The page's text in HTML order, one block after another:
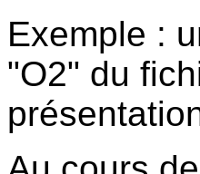
Exemple :
"O2" du